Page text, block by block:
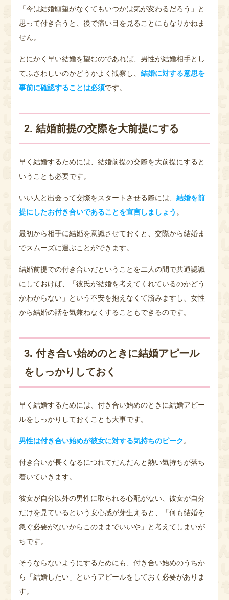
「今は結婚願望がなくてもいつかは気が変わるだろう」と
思って付き合うと、後で痛い目を見ることにもなりかねま
せん。
とにかく早い結婚を望むのであれば、男性が結婚相手とし
てふさわしいのかどうかよく観察し、結婚に対する意思を
事前に確認することは必須です。
2. 結婚前提の交際を大前提にする
早く結婚するためには、結婚前提の交際を大前提にすると
いうことも必要です。
いい人と出会って交際をスタートさせる際には、結婚を前
提にしたお付き合いであることを宣言しましょう 。
最初から相手に結婚を意識させておくと、交際から結婚ま
でスムーズに運ぶことができます。
結婚前提での付き合いだということを二人の間で共通認識
にしておけば、「彼氏が結婚を考えてくれているのかどう
かわからない」という不安を抱えなくて済みますし、女性
から結婚の話を気兼ねなくすることもできるのです。
3. 付き合い始めのときに結婚アピール
をしっかりしておく
早く結婚するためには、付き合い始めのときに結婚アピー
ルをしっかりしておくことも大事です。
男性は付き合い始めが彼女に対する気持ちのピーク 。
付き合いが長くなるにつれてだんだんと熱い気持ちが落ち
着いていきます。
彼女が自分以外の男性に取られる心配がない、彼女が自分
だけを見ているという安心感が芽生えると、「何も結婚を
急ぐ必要がないからこのままでいいや」と考えてしまいが
ちです。
そうならないようにするためにも、付き合い始めのうちか
ら「結婚したい」というアピールをしておく必要がありま
す。